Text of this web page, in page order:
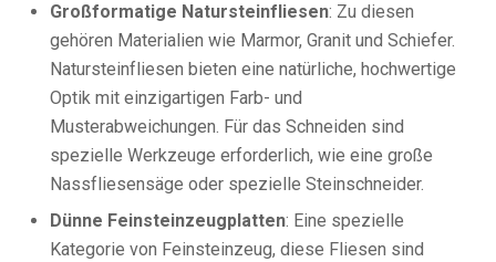
Großformatige Natursteinfliesen: Zu diesen
gehören Materialien wie Marmor, Granit und Schiefer.
Natursteinfliesen bieten eine natürliche, hochwertige
Optik mit einzigartigen Farb- und
Musterabweichungen. Für das Schneiden sind
spezielle Werkzeuge erforderlich, wie eine große
Nassfliesensäge oder spezielle Steinschneider.
Dünne Feinsteinzeugplatten: Eine spezielle
Kategorie von Feinsteinzeug, diese Fliesen sind